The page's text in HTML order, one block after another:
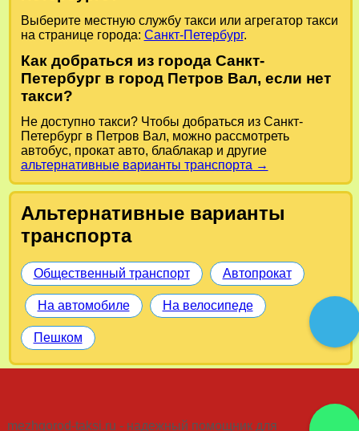
Выберите местную службу такси или агрегатор такси
на странице города: Санкт-Петербург.
Как добраться из города Санкт-
Петербург в город Петров Вал, если нет
такси?
Не доступно такси? Чтобы добраться из Санкт-
Петербург в Петров Вал, можно рассмотреть
автобус, прокат авто, блаблакар и другие
альтернативные варианты транспорта →
Альтернативные варианты
транспорта
Общественный транспорт Автопрокат
На автомобиле На велосипеде
Пешком
mezhgorod-taksi.ru - надежный помощник для